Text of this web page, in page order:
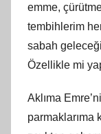
emme,
tembihlerim
sabah
Özellikle mi
Aklıma
parmaklarıma